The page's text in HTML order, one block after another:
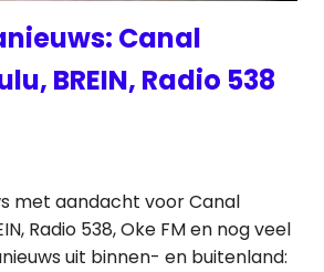
Canal
BREIN, Radio 538
met aandacht voor Canal
Radio 538, Oke FM en nog veel
uit binnen- en buitenland: